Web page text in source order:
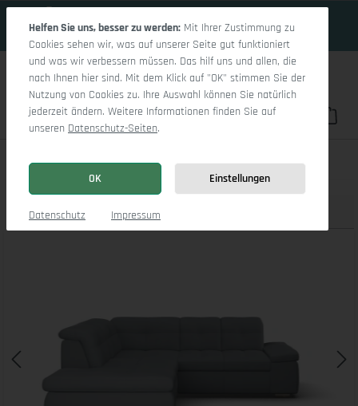
Du hast 0
Sitz Concept smart 1001 Ecksofa 1,5Aho SE Small L
Produktbilder
Helfen Sie uns, besser zu werden: Mit Ihrer Zustimmung zu
Cookies sehen wir, was auf unserer Seite gut funktioniert
und was wir verbessern müssen. Das hilf uns und allen, die
nach Ihnen hier sind. Mit dem Klick auf "OK" stimmen Sie der
Nutzung von Cookies zu. Ihre Auswahl können Sie natürlich
jederzeit ändern. Weitere Informationen finden Sie auf
unseren Datenschutz-Seiten.
OK Einstellungen
Datenschutz Impressum